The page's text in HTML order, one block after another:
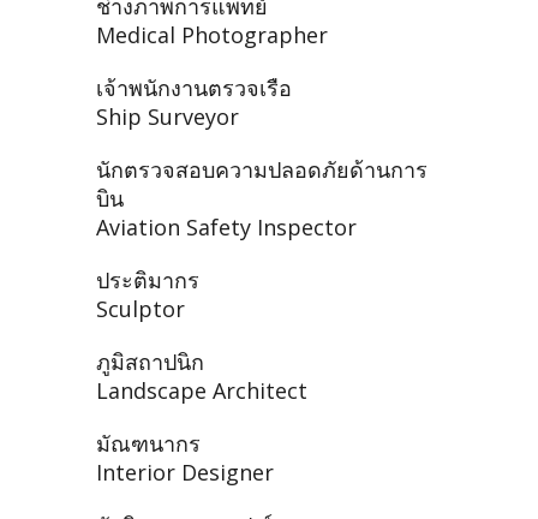
ช่างภาพการแพทย์
Medical Photographer
เจ้าพนักงานตรวจเรือ
Ship Surveyor
นักตรวจสอบความปลอดภัยด้านการ
บิน
Aviation Safety Inspector
ประติมากร
Sculptor
ภูมิสถาปนิก
Landscape Architect
มัณฑนากร
Interior Designer